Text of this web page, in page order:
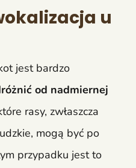
u
jest bardzo
od nadmiernej
rasy, zwłaszcza
mogą być po
przypadku jest to